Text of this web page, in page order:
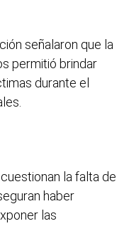
señalaron que la
permitió brindar
durante el
la falta de
haber
las